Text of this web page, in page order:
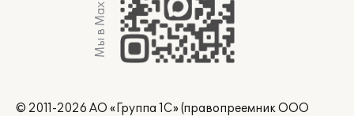
Мы в Max
© 2011-2026 АО «Группа 1С» (правопреемник ООО